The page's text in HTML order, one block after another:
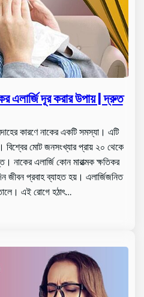
এলার্জি দূর করার উপায় | দ্রুত
কারণে নাকের একটি সমস্যা। এটি
বিশ্বের মোট জনসংখ্যার প্রায় ২০ থেকে
এলার্জি কোন মারাত্মক ক্ষতিকর
জীবন প্রবাহ ব্যাহত হয়। এলার্জিজনিত
এই রোগে হঠাৎ…